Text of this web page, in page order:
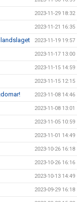
2023-11-29 18:32
2023-11-21 16:35
landslaget 2023-11-19 19:57
2023-11-17 13:00
2023-11-15 14:59
2023-11-15 12:15
2023-11-08 14:46
2023-11-08 13:01
2023-11-05 10:59
2023-11-01 14:49
2023-10-26 16:18
2023-10-26 16:16
2023-10-13 14:49
2023-09-29 16:18